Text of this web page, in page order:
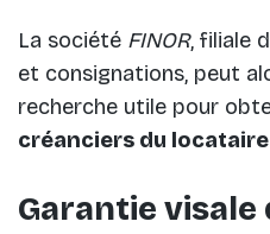
La société FINOR, filiale
et consignations, peut
recherche utile pour
créanciers du locataire
Garantie visale